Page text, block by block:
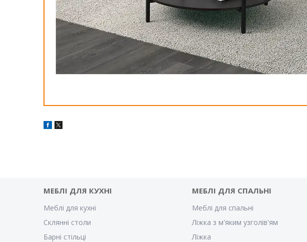
МЕБЛІ ДЛЯ КУХНІ
Меблі для кухні
Склянні столи
Барні стільці
МЕБЛІ ДЛЯ СПАЛЬНІ
Меблі для спальні
Ліжка з м'яким узголів'ям
Ліжка